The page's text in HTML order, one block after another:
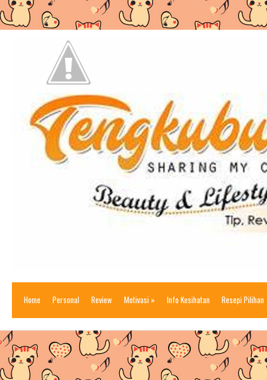
Home Personal Review Motivasi » Info Kesihatan Resepi Pilihan